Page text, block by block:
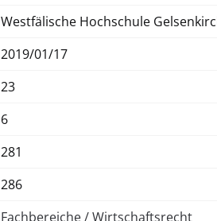
Westfälische Hochschule
2019/01/17
23
6
281
286
Fachbereiche / Wirtschaftsrecht